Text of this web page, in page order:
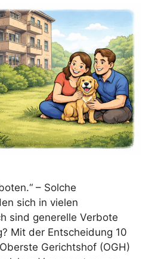
– Solche
sich in vielen
sind generelle Verbote
Mit der Entscheidung 10
Gerichtshof (OGH)